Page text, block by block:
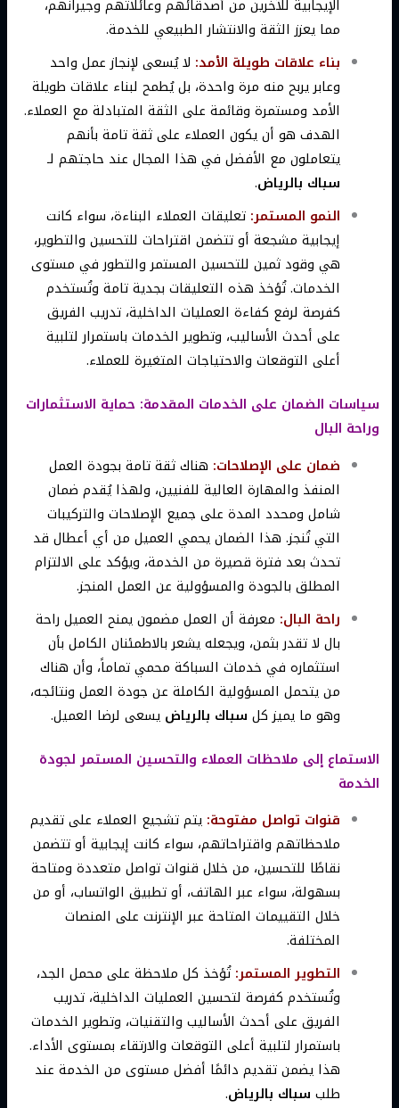
الإيجابية للآخرين من أصدقائهم وعائلاتهم وجيرانهم،
مما يعزز الثقة والانتشار الطبيعي للخدمة.
بناء علاقات طويلة الأمد: لا يُسعى لإنجاز عمل واحد
وعابر يربح منه مرة واحدة، بل يُطمح لبناء علاقات طويلة
الأمد ومستمرة وقائمة على الثقة المتبادلة مع العملاء.
الهدف هو أن يكون العملاء على ثقة تامة بأنهم
يتعاملون مع الأفضل في هذا المجال عند حاجتهم لـ
سباك بالرياض.
النمو المستمر: تعليقات العملاء البناءة، سواء كانت
إيجابية مشجعة أو تتضمن اقتراحات للتحسين والتطوير،
هي وقود ثمين للتحسين المستمر والتطور في مستوى
الخدمات. تُؤخذ هذه التعليقات بجدية تامة وتُستخدم
كفرصة لرفع كفاءة العمليات الداخلية، تدريب الفريق
على أحدث الأساليب، وتطوير الخدمات باستمرار لتلبية
أعلى التوقعات والاحتياجات المتغيرة للعملاء.
سياسات الضمان على الخدمات المقدمة: حماية الاستثمارات
وراحة البال
ضمان على الإصلاحات: هناك ثقة تامة بجودة العمل
المنفذ والمهارة العالية للفنيين، ولهذا يُقدم ضمان
شامل ومحدد المدة على جميع الإصلاحات والتركيبات
التي تُنجز. هذا الضمان يحمي العميل من أي أعطال قد
تحدث بعد فترة قصيرة من الخدمة، ويؤكد على الالتزام
المطلق بالجودة والمسؤولية عن العمل المنجز.
راحة البال: معرفة أن العمل مضمون يمنح العميل راحة
بال لا تقدر بثمن، ويجعله يشعر بالاطمئنان الكامل بأن
استثماره في خدمات السباكة محمي تماماً، وأن هناك
من يتحمل المسؤولية الكاملة عن جودة العمل ونتائجه،
وهو ما يميز كل سباك بالرياض يسعى لرضا العميل.
الاستماع إلى ملاحظات العملاء والتحسين المستمر لجودة
الخدمة
قنوات تواصل مفتوحة: يتم تشجيع العملاء على تقديم
ملاحظاتهم واقتراحاتهم، سواء كانت إيجابية أو تتضمن
نقاطًا للتحسين، من خلال قنوات تواصل متعددة ومتاحة
بسهولة، سواء عبر الهاتف، أو تطبيق الواتساب، أو من
خلال التقييمات المتاحة عبر الإنترنت على المنصات
المختلفة.
التطوير المستمر:تُؤخذ كل ملاحظة على محمل الجد،
وتُستخدم كفرصة لتحسين العمليات الداخلية، تدريب
الفريق على أحدث الأساليب والتقنيات، وتطوير الخدمات
باستمرار لتلبية أعلى التوقعات والارتقاء بمستوى الأداء.
هذا يضمن تقديم دائمًا أفضل مستوى من الخدمة عند
طلب سباك بالرياض.